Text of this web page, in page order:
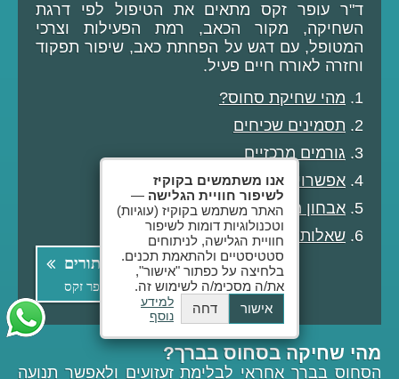
ד"ר עופר זקס מתאים את הטיפול לפי דרגת
השחיקה, מקור הכאב, רמת הפעילות וצרכי
המטופל, עם דגש על הפחתת כאב, שיפור תפקוד
וחזרה לאורח חיים פעיל.
מהי שחיקת סחוס?
תסמינים שכיחים
גורמים מרכזיים
אפשרויות טיפול
אבחון מדויק
שאלות נפוצות
לקביעת תורים
לד"ר עופר זקס
מהי שחיקה בסחוס בברך?
הסחוס בברך אחראי לבלימת זעזועים ולאפשר תנועה
אנו משתמשים בקוקיז
לשיפור חוויית הגלישה —
האתר משתמש בקוקיז (עוגיות)
וטכנולוגיות דומות לשיפור
חוויית הגלישה, לניתוחים
סטטיסטיים ולהתאמת תכנים.
בלחיצה על כפתור "אישור",
את/ה מסכימ/ה לשימוש זה.
אישור
דחה
למידע
נוסף